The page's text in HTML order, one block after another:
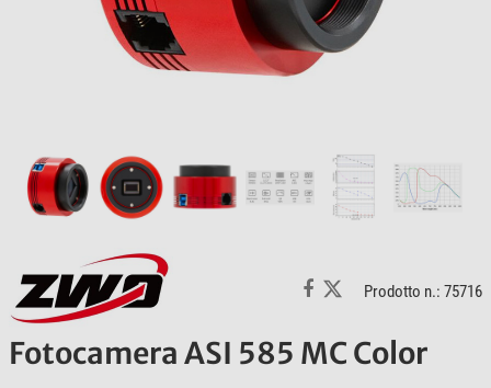
Prodotto n.: 75716
Fotocamera ASI 585 MC Color